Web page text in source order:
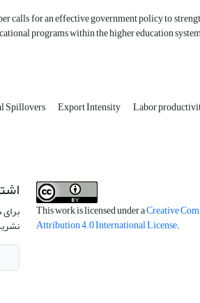
calls for an effective government policy to
programs within the higher education
Spillovers Export Intensity Labor
This work is licensed under aCreative
Attribution 4.0 International License.